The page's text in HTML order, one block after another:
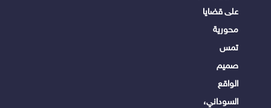
على قضايا
محورية
تمس
صميم
الواقع
السوداني،